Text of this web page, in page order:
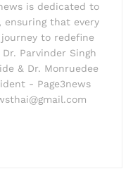
is dedicated to
ensuring that every
to redefine
Parvinder Singh
& Dr. Monruedee
- Page3news